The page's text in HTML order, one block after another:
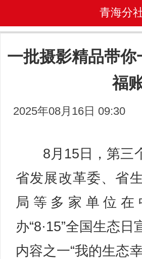
青海分
一批摄影精品带
福
2025年08月16日 09:30
8月15日，第三
省发展改革委、省
局等多家单位
办“8·15”全国生态
内容之一“我的生态